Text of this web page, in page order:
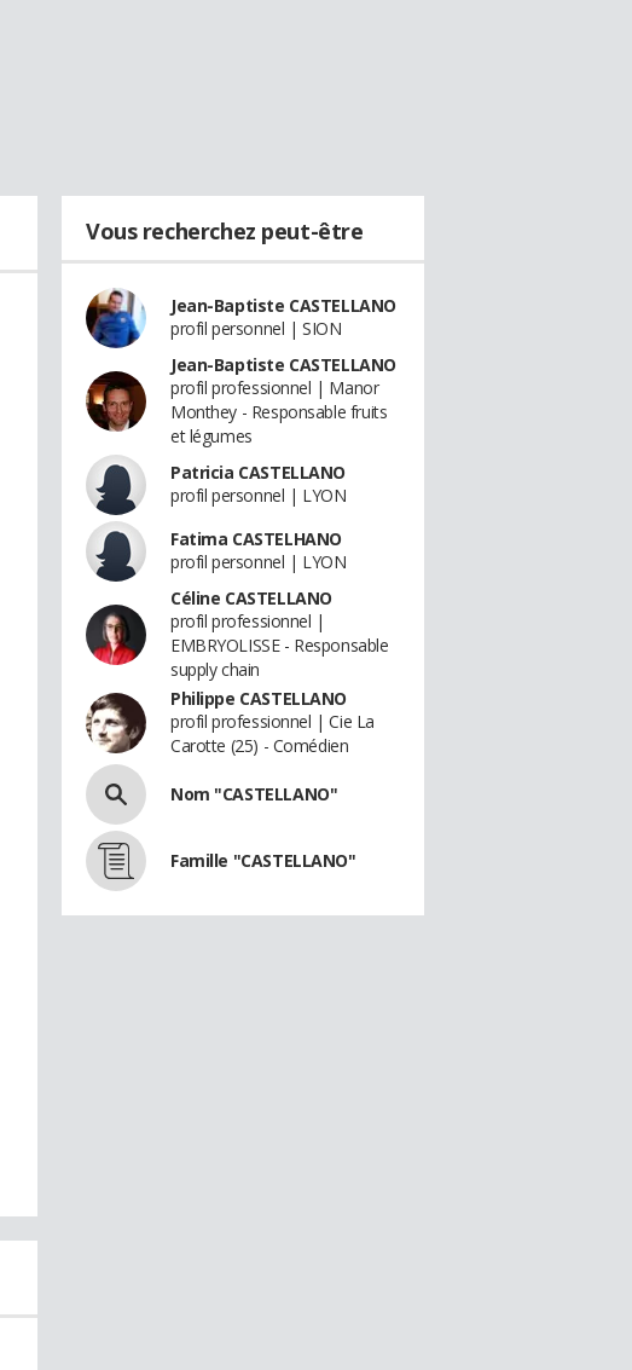
Vous recherchez peut-être
Jean-Baptiste CASTELLANO
profil personnel | SION
Jean-Baptiste CASTELLANO
profil professionnel | Manor
Monthey - Responsable fruits
et légumes
Patricia CASTELLANO
profil personnel | LYON
Fatima CASTELHANO
profil personnel | LYON
Céline CASTELLANO
profil professionnel |
EMBRYOLISSE - Responsable
supply chain
Philippe CASTELLANO
profil professionnel | Cie La
Carotte (25) - Comédien
Nom "CASTELLANO"
Famille "CASTELLANO"